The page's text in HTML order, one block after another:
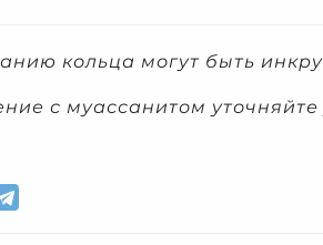
кольца могут быть
с муассанитом